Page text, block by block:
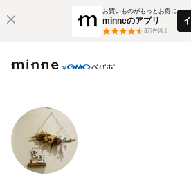
お買いものがもっとお得に
minneのアプリ
3万件以上